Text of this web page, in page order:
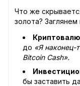
Что же
золота? Заглянем
до «Я наконец-
Bitcoin Cash».
бы заставить